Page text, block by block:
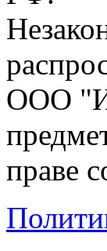
ООО
праве